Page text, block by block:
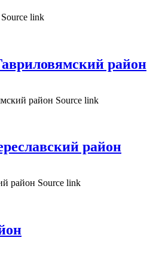
link
район
район Source link
район
район Source link